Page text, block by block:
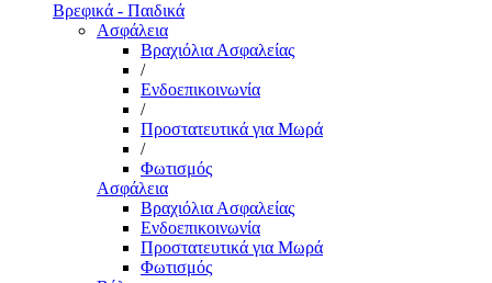
Βρεφικά - Παιδικά
Ασφάλεια
Βραχιόλια Ασφαλείας
/
Ενδοεπικοινωνία
/
Προστατευτικά για Μωρά
/
Φωτισμός
Ασφάλεια
Βραχιόλια Ασφαλείας
Ενδοεπικοινωνία
Προστατευτικά για Μωρά
Φωτισμός